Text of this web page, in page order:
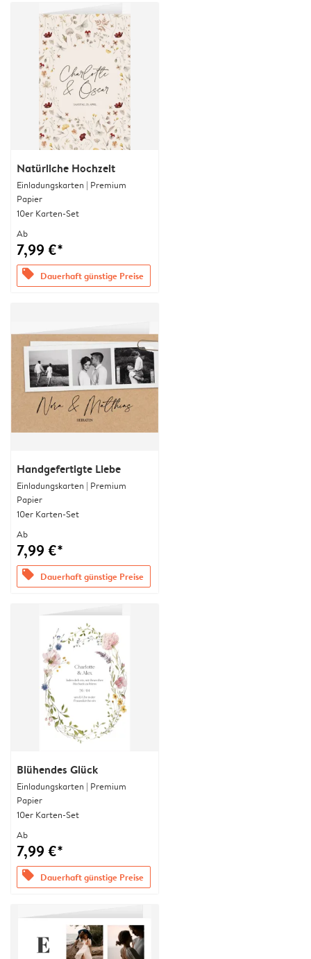
Natürliche Hochzeit
Einladungskarten | Premium
Papier
10er Karten-Set
Ab
7,99 €*
offers Dauerhaft günstige Preise
Handgefertigte Liebe
Einladungskarten | Premium
Papier
10er Karten-Set
Ab
7,99 €*
offers Dauerhaft günstige Preise
Blühendes Glück
Einladungskarten | Premium
Papier
10er Karten-Set
Ab
7,99 €*
offers Dauerhaft günstige Preise